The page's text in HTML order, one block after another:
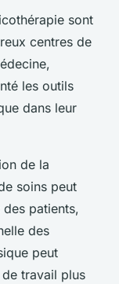
sont
centres de
les outils
dans leur
de la
soins peut
patients,
des
peut
travail plus